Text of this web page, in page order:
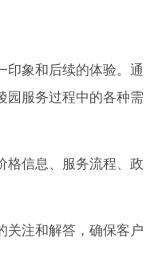
印象和后续的体验。通
园服务过程中的各种需
格信息、服务流程、政
关注和解答，确保客户